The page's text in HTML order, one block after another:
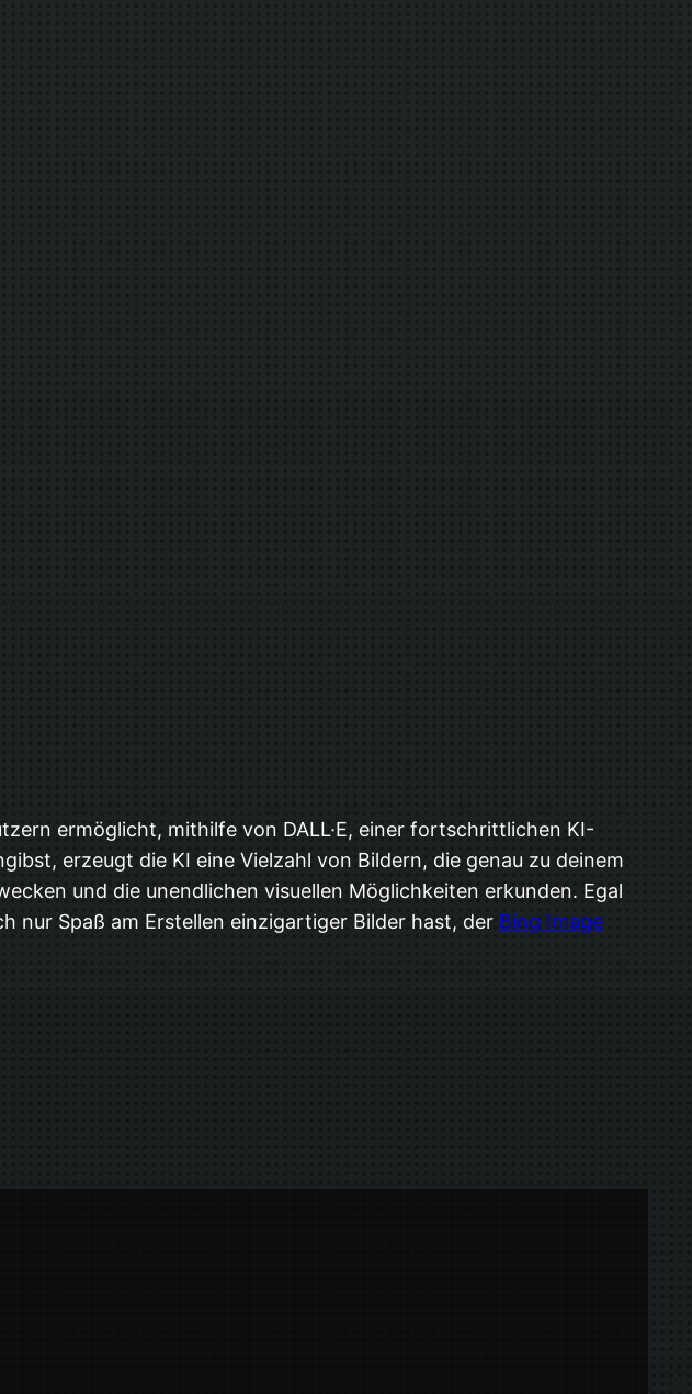
ermöglicht, mithilfe von DALL·E, einer fortschrittlichen KI-
erzeugt die KI eine Vielzahl von Bildern, die genau zu deinem
und die unendlichen visuellen Möglichkeiten erkunden. Egal
nur Spaß am Erstellen einzigartiger Bilder hast, der Bing Image